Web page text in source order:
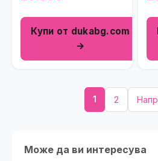
Купи от dukabg.com
→
1 2
Може да ви интересува